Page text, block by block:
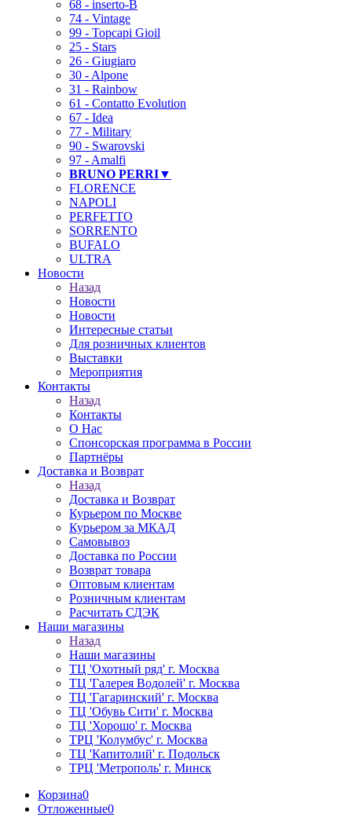
68 - inserto-B
74 - Vintage
99 - Topcapi Gioil
25 - Stars
26 - Giugiaro
30 - Alpone
31 - Rainbow
61 - Contatto Evolution
67 - Idea
77 - Military
90 - Swarovski
97 - Amalfi
BRUNO PERRI▼
FLORENCE
NAPOLI
PERFETTO
SORRENTO
BUFALO
ULTRA
Новости
Назад
Новости
Новости
Интересные статьи
Для розничных клиентов
Выставки
Мероприятия
Контакты
Назад
Контакты
О Нас
Спонсорская программа в России
Партнёры
Доставка и Возврат
Назад
Доставка и Возврат
Курьером по Москве
Курьером за МКАД
Самовывоз
Доставка по России
Возврат товара
Оптовым клиентам
Розничным клиентам
Расчитать СДЭК
Наши магазины
Назад
Наши магазины
ТЦ 'Охотный ряд' г. Москва
ТЦ 'Галерея Водолей' г. Москва
ТЦ 'Гагаринский' г. Москва
ТЦ 'Обувь Сити' г. Москва
ТЦ 'Хорошо' г. Москва
ТРЦ 'Колумбус' г. Москва
ТЦ 'Капитолий' г. Подольск
ТРЦ 'Метрополь' г. Минск
Корзина0
Отложенные0